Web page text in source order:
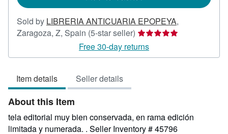
Sold by LIBRERIA ANTICUARIA EPOPEYA,
Zaragoza, Z, Spain (5-star seller) Seller
rating
5
Free 30-day returns
Item details Seller details
About this Item
tela editorial muy bien conservada, en rama edición
limitada y numerada. . Seller Inventory # 45796